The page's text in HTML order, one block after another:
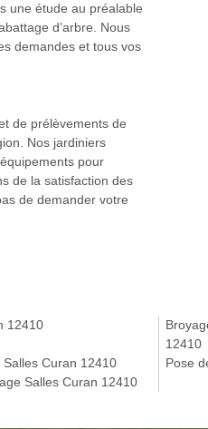
une étude au préalable
d’arbre. Nous
demandes et tous vos
de prélèvements de
Nos jardiniers
pour
de la satisfaction des
de demander votre
12410
Curan 12410
Salles Curan 12410
12410
Pose